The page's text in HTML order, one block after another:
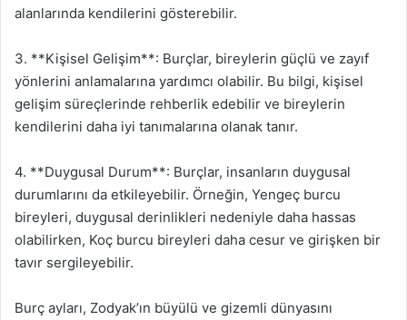
alanlarında kendilerini gösterebilir.
3. **Kişisel Gelişim**: Burçlar, bireylerin güçlü ve zayıf
yönlerini anlamalarına yardımcı olabilir. Bu bilgi, kişisel
gelişim süreçlerinde rehberlik edebilir ve bireylerin
kendilerini daha iyi tanımalarına olanak tanır.
4. **Duygusal Durum**: Burçlar, insanların duygusal
durumlarını da etkileyebilir. Örneğin, Yengeç burcu
bireyleri, duygusal derinlikleri nedeniyle daha hassas
olabilirken, Koç burcu bireyleri daha cesur ve girişken bir
tavır sergileyebilir.
Burç ayları, Zodyak’ın büyülü ve gizemli dünyasını